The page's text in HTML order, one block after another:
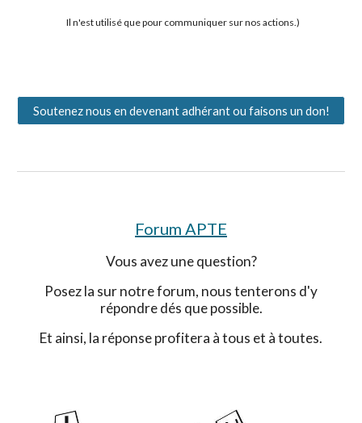
Il n'est utilisé que pour communiquer sur nos actions.)
Soutenez nous en devenant adhérant ou faisons un don!
Forum APTE
Vous avez une question?
Posez la sur notre forum, nous tenterons d'y
répondre dés que possible.
Et ainsi, la réponse profitera à tous et à toutes.